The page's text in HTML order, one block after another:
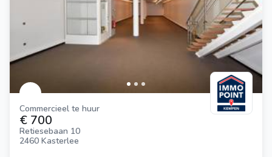
Commercieel te huur
€ 700
Retiesebaan 10
2460 Kasterlee